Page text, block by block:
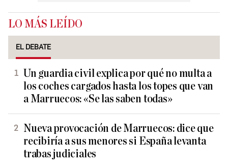
LO MÁS LEÍDO
EL DEBATE
Un guardia civil explica por qué no multa a
los coches cargados hasta los topes que van
a Marruecos: «Se las saben todas»
Nueva provocación de Marruecos: dice que
recibiría a sus menores si España levanta
trabas judiciales